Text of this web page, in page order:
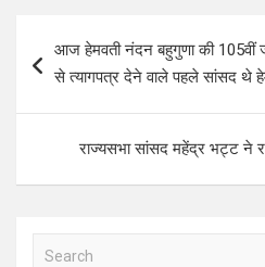
b
o
k
A
p
t
navigation
आज हेमवती नंदन बहुगुणा की 105वीं
से त्यागपत्र देने वाले पहले सांसद थे
राज्यसभा सांसद महेंद्र भट्ट ने